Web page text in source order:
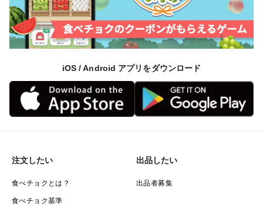
iOS / Android アプリをダウンロード
注文したい
食べチョクとは？
食べチョク基準
出品したい
出品者募集